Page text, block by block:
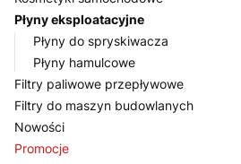
Płyny eksploatacyjne
Płyny do spryskiwacza
Płyny hamulcowe
Filtry paliwowe przepływowe
Filtry do maszyn budowlanych
Nowości
Promocje